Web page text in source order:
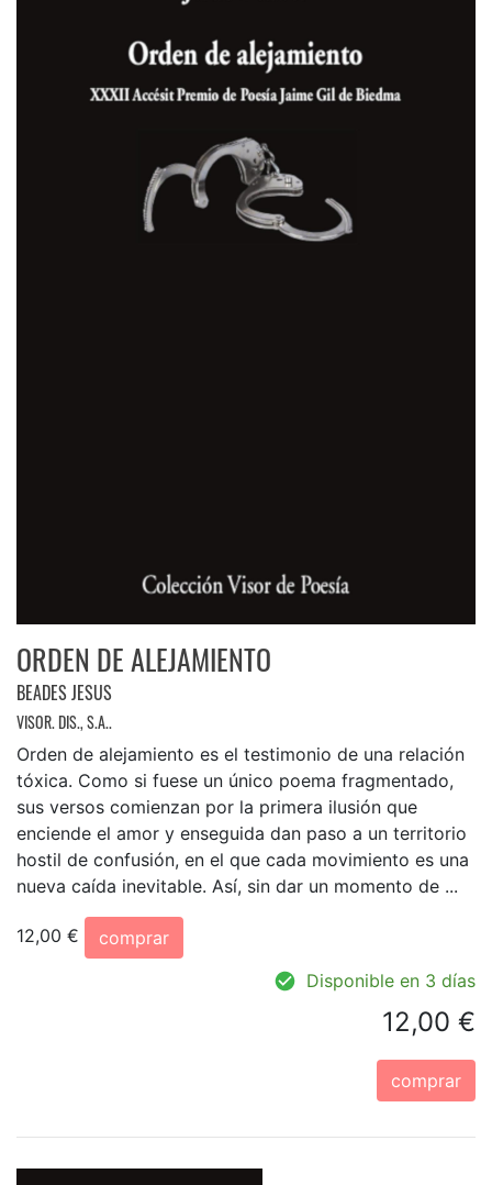
ORDEN DE ALEJAMIENTO
BEADES JESUS
VISOR. DIS., S.A..
Orden de alejamiento es el testimonio de una relación
tóxica. Como si fuese un único poema fragmentado,
sus versos comienzan por la primera ilusión que
enciende el amor y enseguida dan paso a un territorio
hostil de confusión, en el que cada movimiento es una
nueva caída inevitable. Así, sin dar un momento de ...
12,00 €
comprar
Disponible en 3 días
12,00 €
comprar